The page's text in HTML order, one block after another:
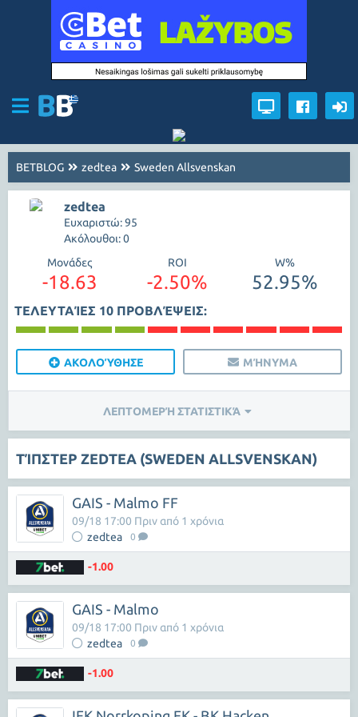
BETBLOG zedtea Sweden Allsvenskan
zedtea
Ευχαριστώ: 95
Ακόλουθοι: 0
Μονάδες
-18.63
ROI
-2.50%
W%
52.95%
ΤΕΛΕΥΤΑΊΕΣ 10 ΠΡΟΒΛΈΨΕΙΣ:
ΑΚΟΛΟΎΘΗΣΕ ΜΉΝΥΜΑ
ΛΕΠΤΟΜΕΡΉ ΣΤΑΤΙΣΤΙΚΆ
ΤΊΠΣΤΕΡ ZEDTEA (SWEDEN ALLSVENSKAN)
GAIS - Malmo FF
zedtea 0
09/18 17:00 Πριν από 1 χρόνια
-1.00
GAIS - Malmo
zedtea 0
09/18 17:00 Πριν από 1 χρόνια
-1.00